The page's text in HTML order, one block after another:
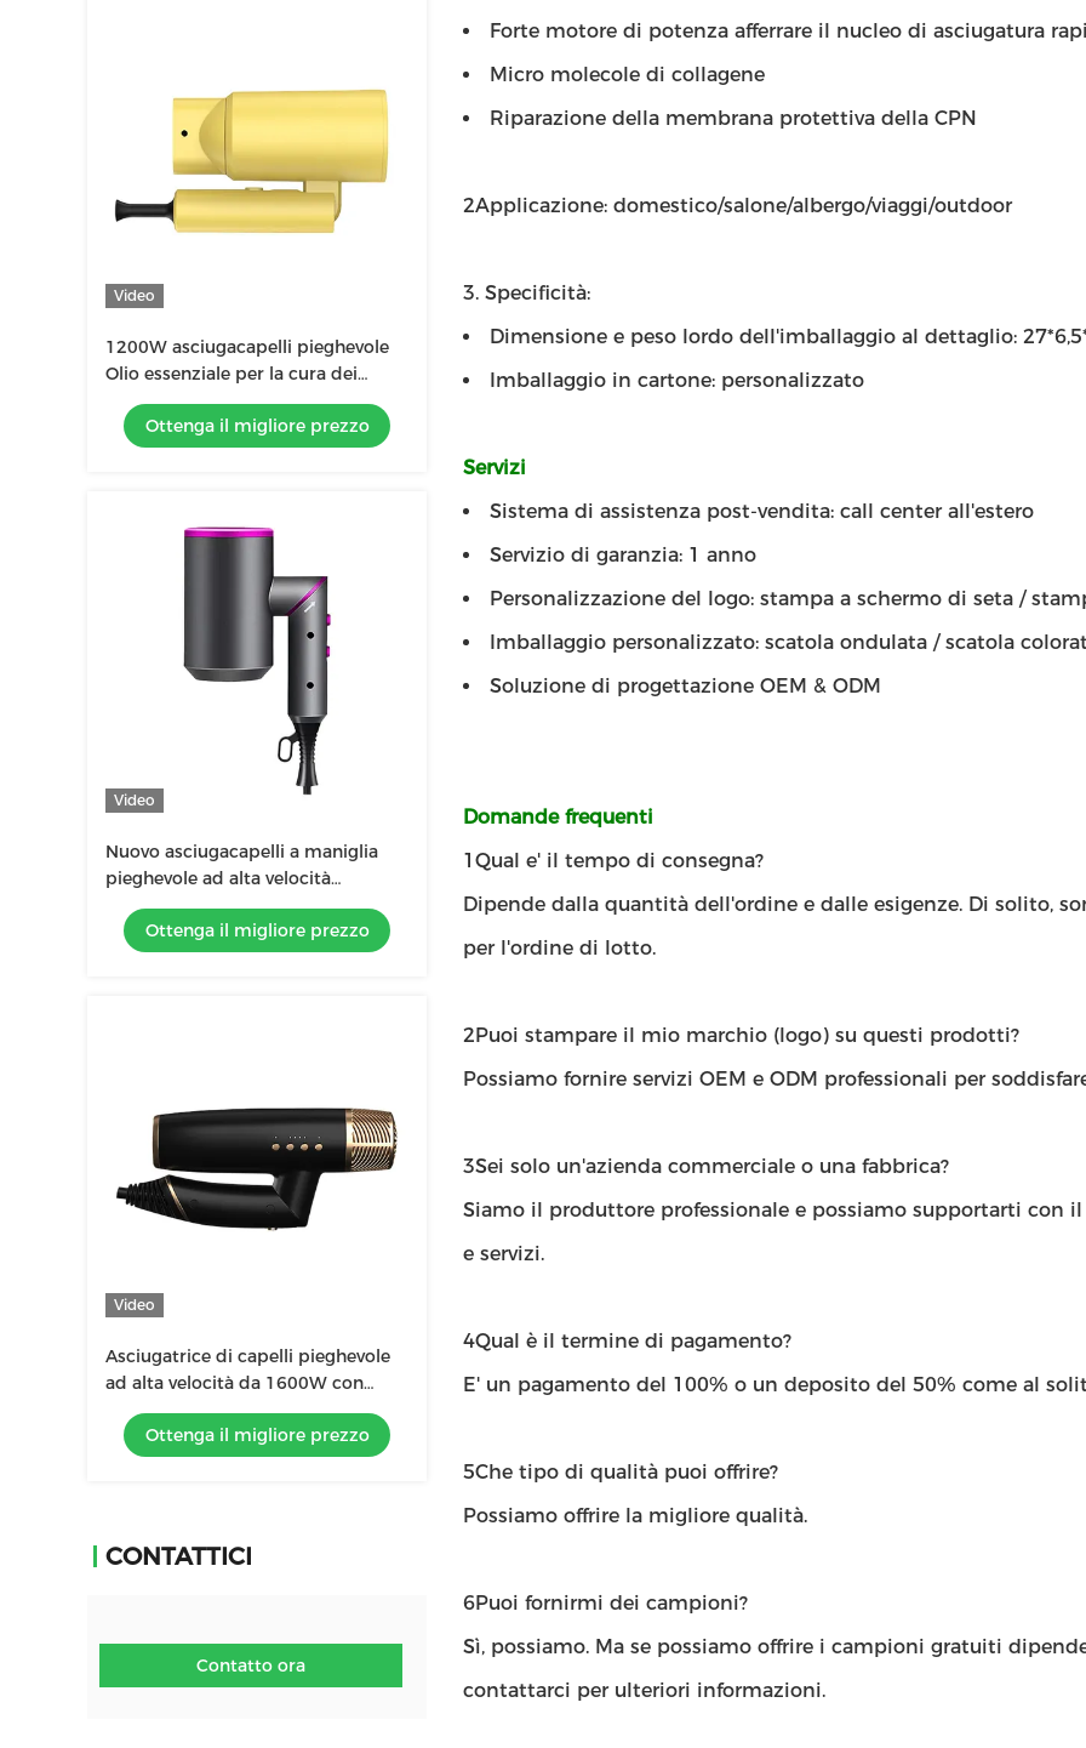
Video
1200W asciugacapelli pieghevole
Olio essenziale per la cura dei
capelli Nuova tecnologia con
tecnologia agli ioni negativi
Ottenga il migliore prezzo
Video
Nuovo asciugacapelli a maniglia
pieghevole ad alta velocità
diffusore di ioni negativi
asciugacapelli a soffiatura per
attrezzature da salone
Ottenga il migliore prezzo
Video
Asciugatrice di capelli pieghevole
ad alta velocità da 1600W con
controllo della temperatura
intelligente NTC
Ottenga il migliore prezzo
CONTATTICI
Contatto ora
Forte motore di potenza afferrare il nucleo di asciugatura
Micro molecole di collagene
Riparazione della membrana protettiva della CPN
2Applicazione: domestico/salone/albergo/viaggi/outdoor
3. Specificità:
Dimensione e peso lordo dell'imballaggio al dettaglio:
Imballaggio in cartone: personalizzato
Servizi
Sistema di assistenza post-vendita: call center all'estero
Servizio di garanzia: 1 anno
Personalizzazione del logo: stampa a schermo di seta /
Imballaggio personalizzato: scatola ondulata / scatola
Soluzione di progettazione OEM & ODM
Domande frequenti
1Qual e' il tempo di consegna?
Dipende dalla quantità dell'ordine e dalle esigenze. Di solito,
per l'ordine di lotto.
2Puoi stampare il mio marchio (logo) su questi prodotti?
Possiamo fornire servizi OEM e ODM professionali per
3Sei solo un'azienda commerciale o una fabbrica?
Siamo il produttore professionale e possiamo supportarti con
e servizi.
4Qual è il termine di pagamento?
E' un pagamento del 100% o un deposito del 50% come al
5Che tipo di qualità puoi offrire?
Possiamo offrire la migliore qualità.
6Puoi fornirmi dei campioni?
Sì, possiamo. Ma se possiamo offrire i campioni gratuiti
contattarci per ulteriori informazioni.